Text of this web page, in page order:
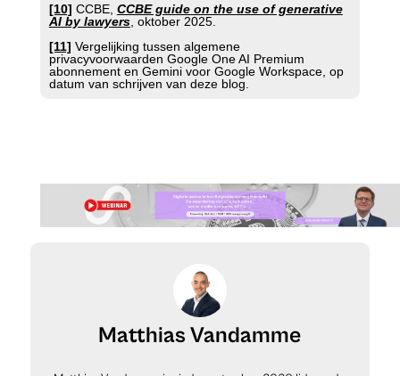
[10] CCBE, CCBE guide on the use of generative
AI by lawyers, oktober 2025.
[11] Vergelijking tussen algemene
privacyvoorwaarden Google One AI Premium
abonnement en Gemini voor Google Workspace, op
datum van schrijven van deze blog.
Matthias Vandamme